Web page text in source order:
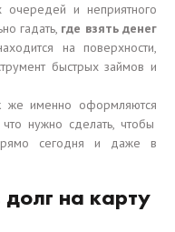
и неприятного
гадать, где взять денег
на поверхности,
быстрых займов и
же именно оформляются
нужно сделать, чтобы
прямо сегодня и даже в
на карту